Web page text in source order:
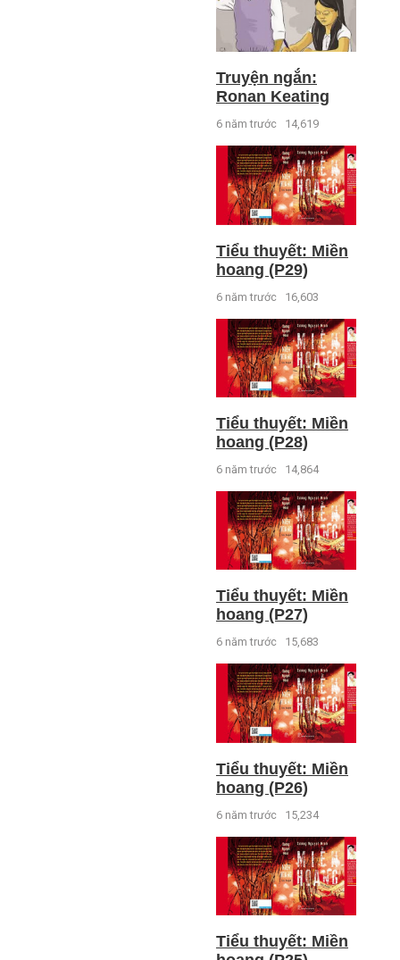
Truyện ngắn:
Ronan Keating
6 năm trước 14,619
Tiểu thuyết: Miền
hoang (P29)
6 năm trước 16,603
Tiểu thuyết: Miền
hoang (P28)
6 năm trước 14,864
Tiểu thuyết: Miền
hoang (P27)
6 năm trước 15,683
Tiểu thuyết: Miền
hoang (P26)
6 năm trước 15,234
Tiểu thuyết: Miền